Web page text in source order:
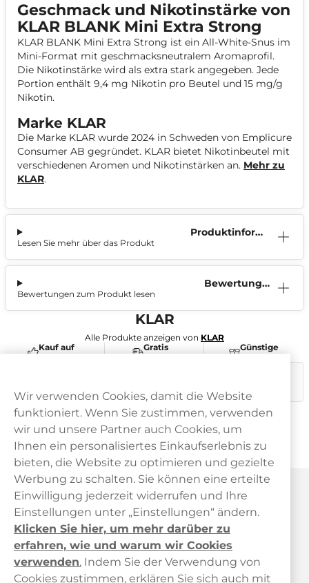
Geschmack und Nikotinstärke von
KLAR BLANK Mini Extra Strong
KLAR BLANK Mini Extra Strong ist ein All-White-Snus im
Mini-Format mit geschmacksneutralem Aromaprofil.
Die Nikotinstärke wird als extra stark angegeben. Jede
Portion enthält 9,4 mg Nikotin pro Beutel und 15 mg/g
Nikotin.
Marke KLAR
Die Marke KLAR wurde 2024 in Schweden von Emplicure
Consumer AB gegründet. KLAR bietet Nikotinbeutel mit
verschiedenen Aromen und Nikotinstärken an. Mehr zu
KLAR.
Produktinform
Lesen Sie mehr über das Produkt
Bewertunge
Bewertungen zum Produkt lesen
KLAR
Alle Produkte anzeigen von KLAR
Kauf auf
Rechnung
Gratis
Versand
Günstige
Preise
Haypp Österreich
Wir verwenden Cookies, damit die Website
funktioniert. Wenn Sie zustimmen, verwenden
wir und unsere Partner auch Cookies, um
Ihnen ein personalisiertes Einkaufserlebnis zu
bieten, die Website zu optimieren und gezielte
Werbung zu schalten. Sie können eine erteilte
Einwilligung jederzeit widerrufen und Ihre
Einstellungen unter „Einstellungen“ ändern.
Klicken Sie hier, um mehr darüber zu
erfahren, wie und warum wir Cookies
verwenden. Indem Sie der Verwendung von
Cookies zustimmen, erklären Sie sich auch mit